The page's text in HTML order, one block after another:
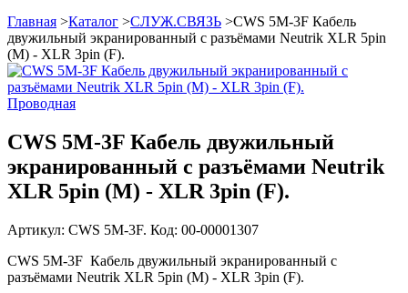
Главная >Каталог >СЛУЖ.СВЯЗЬ >CWS 5M-3F Кабель
двужильный экранированный с разъёмами Neutrik XLR 5pin
(M) - XLR 3pin (F).
Проводная
CWS 5M-3F Кабель двужильный
экранированный с разъёмами Neutrik
XLR 5pin (M) - XLR 3pin (F).
Артикул: CWS 5M-3F. Код: 00-00001307
CWS 5M-3F Кабель двужильный экранированный с
разъёмами Neutrik XLR 5pin (M) - XLR 3pin (F).